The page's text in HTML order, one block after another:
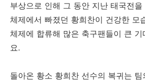
부상으로 인해 그 동안 지난 태국전
체제에서 빠졌던 황희찬이 건강한 모
체제에 합류해 많은 축구팬들이 큰 기
요.
돌아온 황소 황희찬 선수의 복귀는